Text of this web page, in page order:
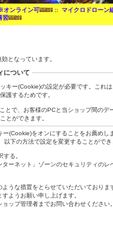
ンライン可 :: マイクロドローン
習
となっています。
について
キー(Cookie)の設定が必要です。これ
護するためです。
とで、お客様のPCと当ショップ間のデ
とができます。
(Cookie)をオンにすることをお薦めし
以下の方法で設定を変更することができ
る。
ターネット」ゾーンのセキュリティのレ
うな措置をとらせていただいておりま
ようお願い申し上げます。
ップ管理者までお問い合わせください